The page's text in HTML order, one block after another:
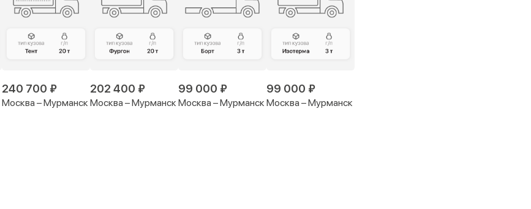
240 700 ₽
Москва – Мурманск
202 400 ₽
Москва – Мурманск
99 000 ₽
Москва – Мурманск
99 000 ₽
Москва – Мурманск